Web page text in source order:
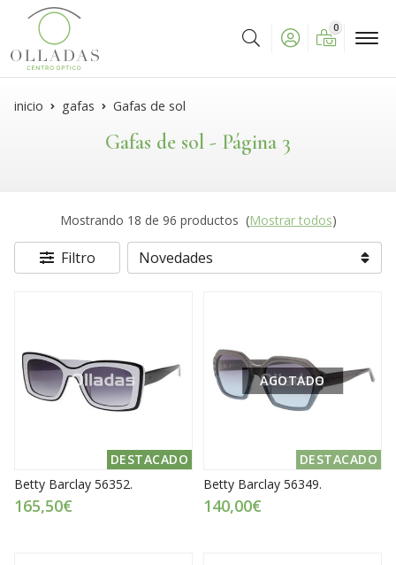
Buscar
0
inicio gafas Gafas de sol
Gafas de sol - Página 3
Mostrando 18 de 96 productos (Mostrar todos)
Filtro
DESTACADO
Betty Barclay 56352.
165,50€
DESTACADO
AGOTADO
Betty Barclay 56349.
140,00€